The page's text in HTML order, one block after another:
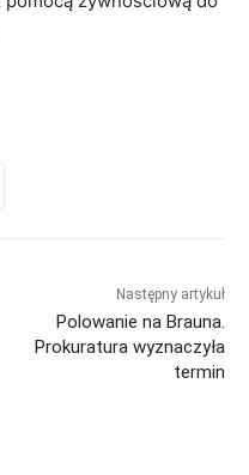
Następny artykuł
Polowanie na Brauna.
Prokuratura wyznaczyła
termin